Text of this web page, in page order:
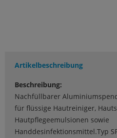
Artikelbeschreibung
Beschreibung:
Nachfüllbarer
für flüssige Hautreiniger,
Hautpflegeemulsionen sowie
Handdesinfektionsmittel.Typ